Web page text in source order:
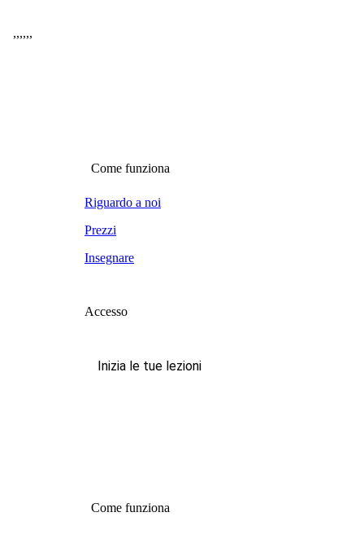
,,,,,,
Come funziona
Riguardo a noi
Prezzi
Insegnare
Accesso
Inizia le tue lezioni
Come funziona